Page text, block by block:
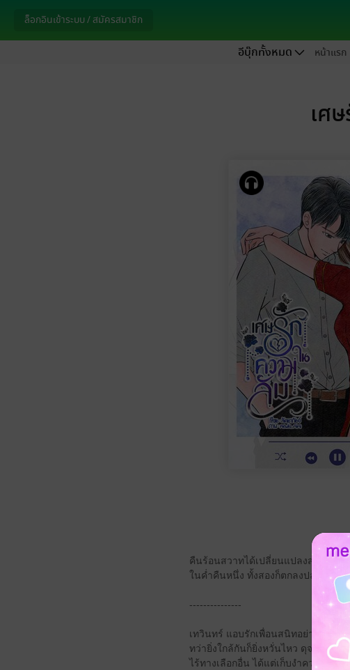
ล็อกอินเข้าระบบ / สมัครสมาชิก
อีบุ๊กทั้งหมด หน้าแรก
เศ
คืนร้อนสวาทได้เปลี่ยนแปลงสถานะเ
ในค่ำคืนหนึ่ง ทั้งสองก็ตกลงปลงใจจ
---------------
เทวินทร์ แอบรักเพื่อนสนิทอย่างวริศร
ทว่ายิ่งใกล้กันก็ยิ่งหวั่นไหว ดุจดังไฟ
ไร้ทางเลือกอื่น ได้แต่เก็บงำความรู้สึ